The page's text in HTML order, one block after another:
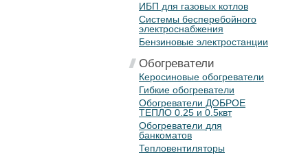
ИБП для газовых котлов
Системы бесперебойного
электроснабжения
Бензиновые электростанции
Обогреватели
Керосиновые обогреватели
Гибкие обогреватели
Обогреватели ДОБРОЕ
ТЕПЛО 0.25 и 0.5квт
Обогреватели для
банкоматов
Тепловентиляторы